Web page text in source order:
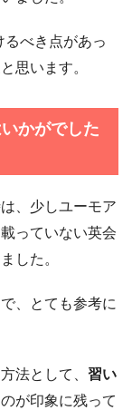
るべき点があっ
と思います。
かがでした
、少しユーモア
っていない英会
した。
、とても参考に
法として、 習い
が印象に残って